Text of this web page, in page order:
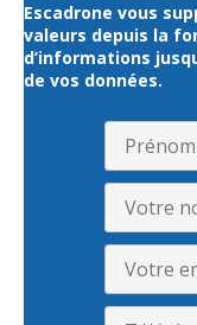
Escadrone vous
valeurs depuis la
d’informations
de vos données.